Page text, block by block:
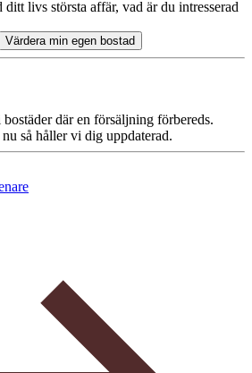
livs största affär, vad är du intresserad
Värdera min egen bostad
där en försäljning förbereds.
så håller vi dig uppdaterad.